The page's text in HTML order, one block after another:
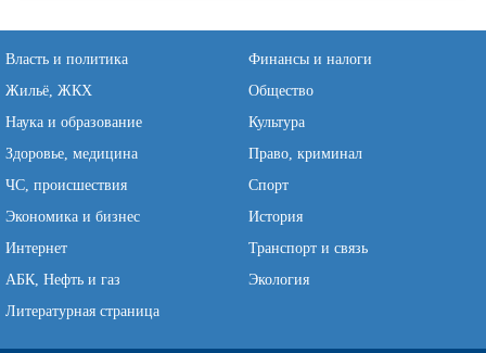
Власть и политика
Финансы и налоги
Жильё, ЖКХ
Общество
Наука и образование
Культура
Здоровье, медицина
Право, криминал
ЧС, происшествия
Спорт
Экономика и бизнес
История
Интернет
Транспорт и связь
АБК, Нефть и газ
Экология
Литературная страница